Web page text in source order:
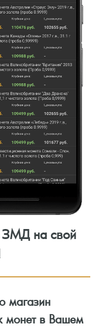
ЗМД на свой
магазин
монет в Вашем